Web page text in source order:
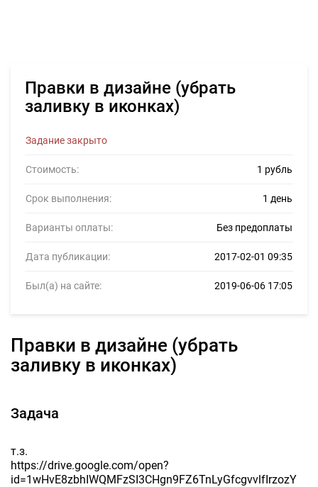
Правки в дизайне (убрать
заливку в иконках)
Задание закрыто
Стоимость: 1 рубль
Срок выполнения: 1 день
Варианты оплаты: Без предоплаты
Дата публикации: 2017-02-01 09:35
Был(а) на сайте: 2019-06-06 17:05
Правки в дизайне (убрать
заливку в иконках)
Задача
т.з.
https://drive.google.com/open?
id=1wHvE8zbhIWQMFzSI3CHgn9FZ6TnLyGfcgvvlfIrzozY